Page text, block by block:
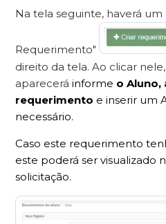
Na tela seguinte, haverá um
Requerimento"
direito da tela. Ao clicar
apareceráinforme o Aluno,
requerimento e inserir um
necessário.
Caso este requerimento
este poderá ser visualizado
solicitação.